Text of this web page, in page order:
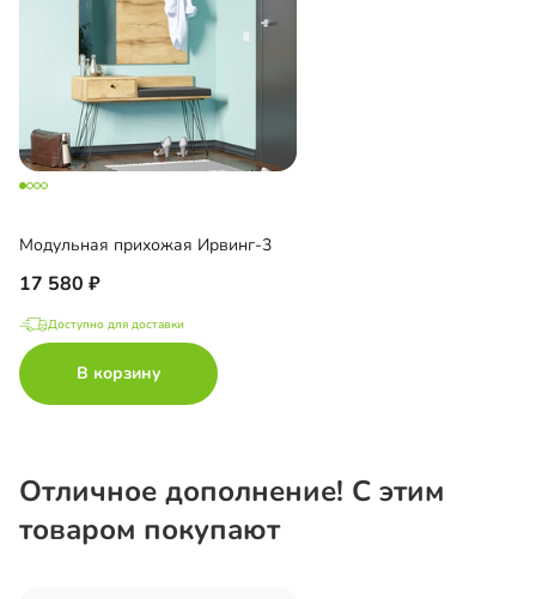
Модульная прихожая Ирвинг-3
17 580
Доступно для доставки
В корзину
Отличное дополнение! С этим
товаром покупают